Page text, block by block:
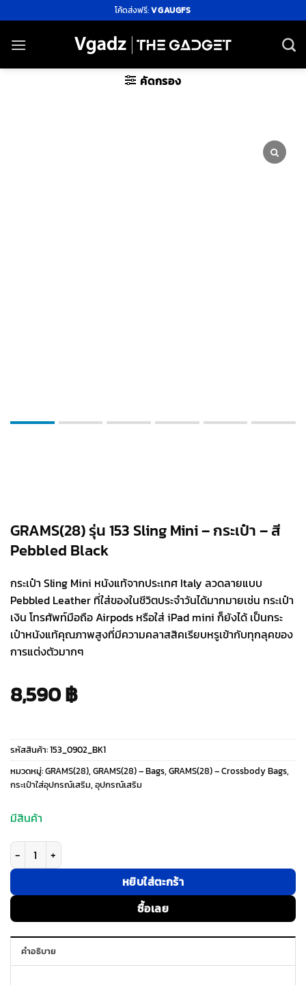
ไป
ยัง
โค้ดส่งฟรี:VGAUGFS
คัดกรอง
GRAMS(28) รุ่น 153 Sling Mini – กระเป๋า – สี
Pebbled Black
กระเป๋า Sling Mini หนังแท้จากประเทศ Italy ลวดลายแบบ
Pebbled Leather ที่ใส่ของในชีวิตประจำวันได้มากมายเช่น กระเป๋า
เงิน โทรศัพท์มือถือ Airpods หรือใส่ iPad mini ก็ยังได้ เป็นกระ
เป๋าหนังแท้คุณภาพสูงที่มีความคลาสสิคเรียบหรูเข้ากับทุกลุคของ
การแต่งตัวมากๆ
8,590฿
รหัสสินค้า:153_0902_BK1
หมวดหมู่:GRAMS(28), GRAMS(28) – Bags, GRAMS(28) – Crossbody Bags,
กระเป๋าใส่อุปกรณ์เสริม, อุปกรณ์เสริม
มีสินค้า
จำนวน GRAMS(28) รุ่น 153 Sling Mini - กระเป๋า - สี Pebbled Black ชิ้น
หยิบใส่ตะกร้า
ซื้อเลย
คำอธิบาย